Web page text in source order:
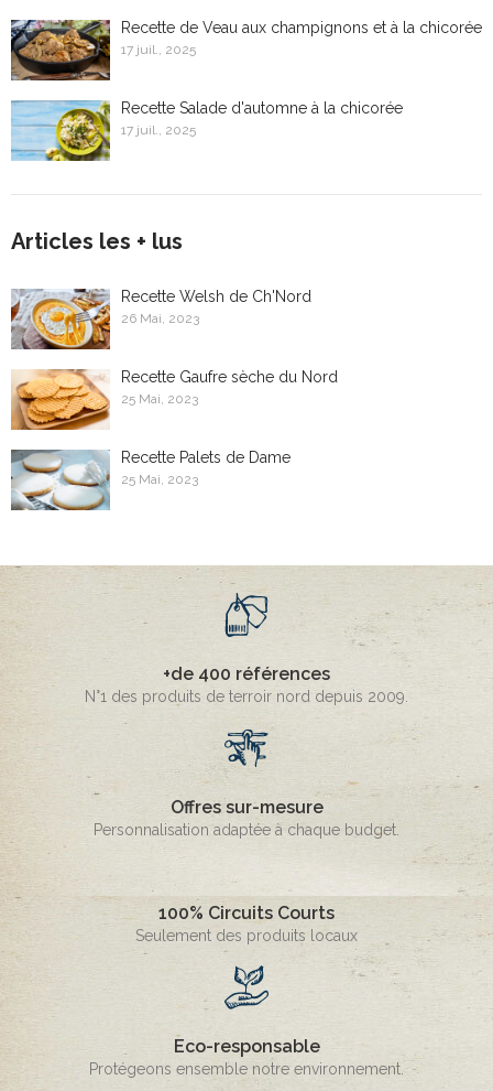
Recette de Veau aux champignons et à la chicorée
17 juil., 2025
Recette Salade d'automne à la chicorée
17 juil., 2025
Articles les + lus
Recette Welsh de Ch'Nord
26 Mai, 2023
Recette Gaufre sèche du Nord
25 Mai, 2023
Recette Palets de Dame
25 Mai, 2023
+de 400 références
N°1 des produits de terroir nord depuis 2009.
Offres sur-mesure
Personnalisation adaptée à chaque budget.
100% Circuits Courts
Seulement des produits locaux
Eco-responsable
Protégeons ensemble notre environnement.